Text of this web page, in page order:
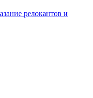
релокантов и